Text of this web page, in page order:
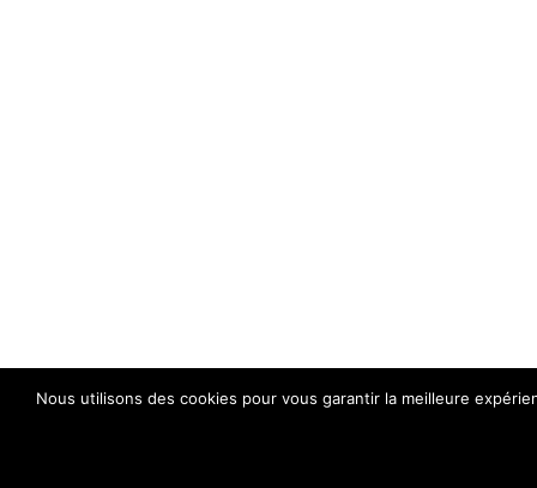
Nous utilisons des cookies pour vous garantir la meilleure